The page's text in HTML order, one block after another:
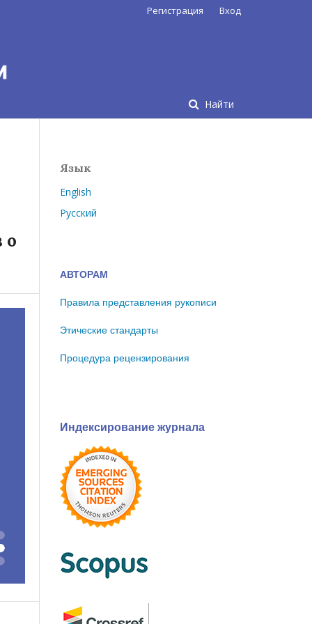
Найти
Регистрация Вход
о
Язык
English
Русский
АВТОРАМ
Правила представления рукописи
Этические стандарты
Процедура рецензирования
Индексирование журнала